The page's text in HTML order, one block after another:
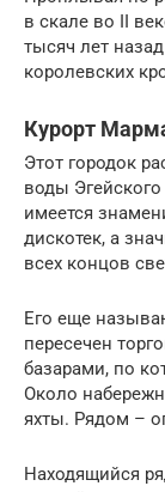
в скале во II
тысяч лет
королевских
Курорт
Этот городок
воды
имеется
дискотек, а
всех концов
Его еще
пересечен
базарами, по
Около
яхты. Рядом –
Находящийся